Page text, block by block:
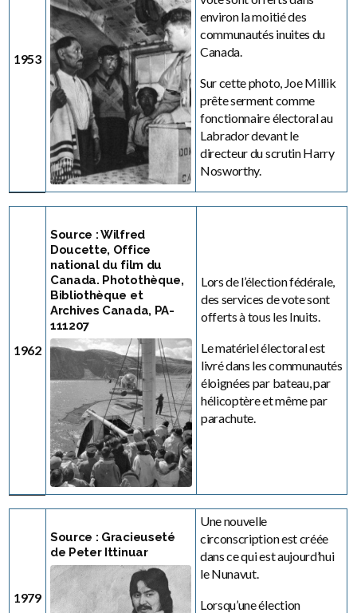
1953
environ la moitié des
communautés inuites du
Canada.
Sur cette photo, Joe Millik
prête serment comme
fonctionnaire électoral au
Labrador devant le
directeur du scrutin Harry
Nosworthy.
1962
Source : Wilfred
Doucette, Office
national du film du
Canada. Photothèque,
Bibliothèque et
Archives Canada, PA-
111207
Lors de l’élection fédérale,
des services de vote sont
offerts à tous les Inuits.
Le matériel électoral est
livré dans les communautés
éloignées par bateau, par
hélicoptère et même par
parachute.
1979
Source : Gracieuseté
de Peter Ittinuar
Une nouvelle
circonscription est créée
dans ce qui est aujourd’hui
le Nunavut.
Lorsqu’une élection